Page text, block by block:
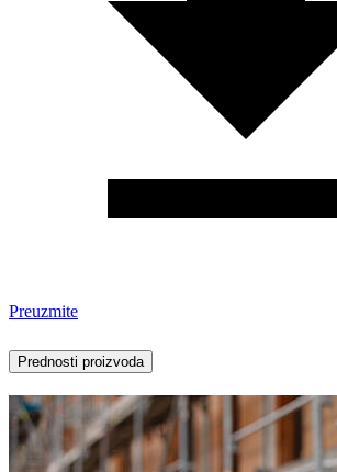
Preuzmite
Prednosti proizvoda